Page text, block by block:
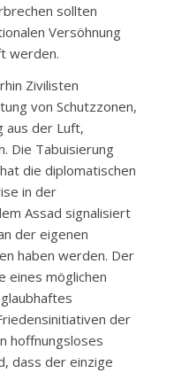
sollten
Versöhnung
werden.
Zivilisten
von Schutzzonen,
aus der Luft,
Die Tabuisierung
die diplomatischen
in der
Assad signalisiert
der eigenen
haben werden. Der
eines möglichen
der
hoffnungsloses
dass der einzige